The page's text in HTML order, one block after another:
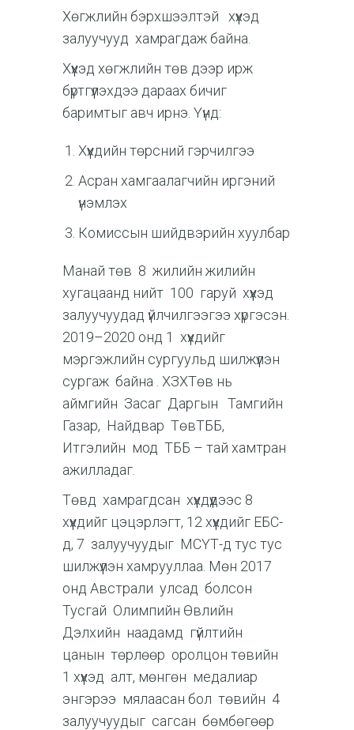
Хөгжлийн бэрхшээлтэй хүүхэд
залуучууд хамрагдаж байна.
Хүүхэд хөгжлийн төв дээр ирж
бүртгүүлэхдээ дараах бичиг
баримтыг авч ирнэ. Үүнд:
Хүүхдийн төрсний гэрчилгээ
Асран хамгаалагчийн иргэний
үнэмлэх
Комиссын шийдвэрийн хуулбар
Манай төв 8 жилийн жилийн
хугацаанд нийт 100 гаруй хүүхэд
залуучуудад үйлчилгээгээ хүргэсэн.
2019–2020 онд 1 хүүхдийг
мэргэжлийн сургуульд шилжүүлэн
сургаж байна . ХЗХТөв нь
аймгийн Засаг Даргын Тамгийн
Газар, Найдвар ТөвТББ,
Итгэлийн мод ТББ – тай хамтран
ажилладаг.
Төвд хамрагдсан хүүхдүүдээс 8
хүүхдийг цэцэрлэгт, 12 хүүхдийг ЕБС-
д, 7 залуучуудыг МСҮТ-д тус тус
шилжүүлэн хамрууллаа. Мөн 2017
онд Австрали улсад болсон
Тусгай Олимпийн Өвлийн
Дэлхийн наадамд гүйлтийн
цанын төрлөөр оролцон төвийн
1 хүүхэд алт, мөнгөн медалиар
энгэрээ мялаасан бол төвийн 4
залуучуудыг сагсан бөмбөгөөр